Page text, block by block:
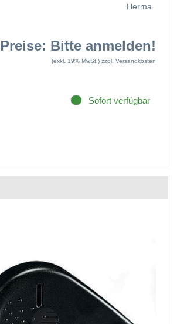
Herma
Preise: Bitte anmelden!
(exkl. 19% MwSt.) zzgl. Versandkosten
Sofort verfügbar